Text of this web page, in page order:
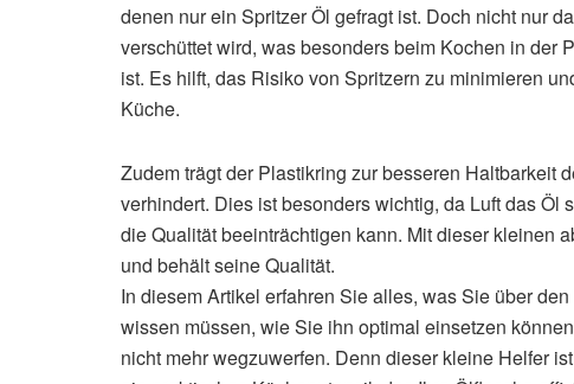
denen nur ein Spritzer Öl gefragt ist. Doch nicht nur
verschüttet wird, was besonders beim Kochen in der
ist. Es hilft, das Risiko von Spritzern zu minimieren
Küche.
Zudem trägt der Plastikring zur besseren Haltbarkeit
verhindert. Dies ist besonders wichtig, da Luft das
die Qualität beeinträchtigen kann. Mit dieser kleinen
und behält seine Qualität.
In diesem Artikel erfahren Sie alles, was Sie über
wissen müssen, wie Sie ihn optimal einsetzen
nicht mehr wegzuwerfen. Denn dieser kleine Helfer